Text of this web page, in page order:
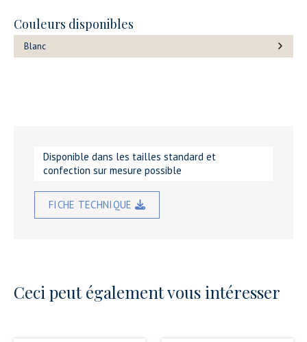
Couleurs disponibles
Blanc
Disponible dans les tailles standard et
confection sur mesure possible
FICHE TECHNIQUE
Ceci peut également vous intéresser